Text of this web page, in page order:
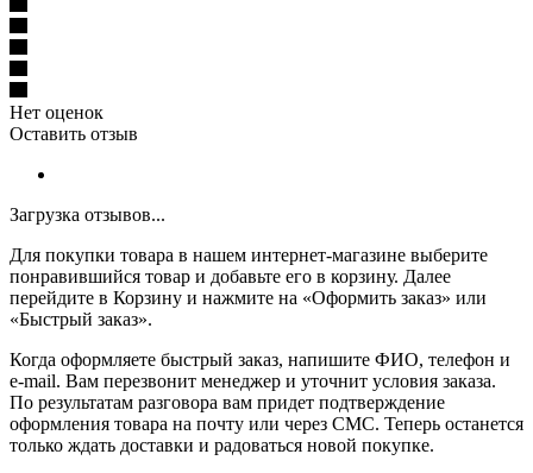
Нет оценок
Оставить отзыв
Загрузка отзывов...
Для покупки товара в нашем интернет-магазине выберите
понравившийся товар и добавьте его в корзину. Далее
перейдите в Корзину и нажмите на «Оформить заказ» или
«Быстрый заказ».
Когда оформляете быстрый заказ, напишите ФИО, телефон и
e-mail. Вам перезвонит менеджер и уточнит условия заказа.
По результатам разговора вам придет подтверждение
оформления товара на почту или через СМС. Теперь останется
только ждать доставки и радоваться новой покупке.